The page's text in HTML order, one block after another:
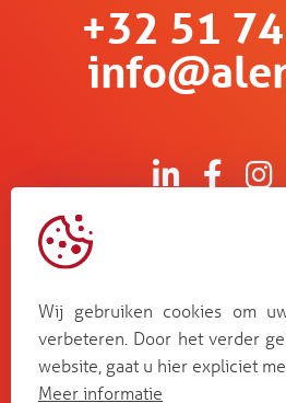
+32 51
Bosstraat
B-3560
Guldensporenpark
Wij gebruiken cookies om
verbeteren. Door het verder
website, gaat u hier expliciet
Meer informatie